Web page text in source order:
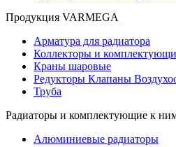
Продукция VARMEGA
Арматура для радиатора
Коллекторы и
Краны шаровые
Редукторы Клапаны
Труба
Радиаторы и комплектующие к
Алюминиевые радиаторы